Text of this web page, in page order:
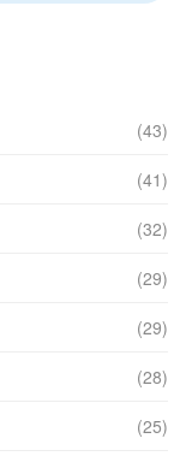
(43)
(41)
(32)
(29)
(29)
(28)
(25)